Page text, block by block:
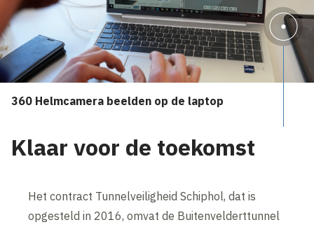
360 Helmcamera beelden op de laptop
Klaar voor de toekomst
Het contract Tunnelveiligheid Schiphol, dat is
opgesteld in 2016, omvat de Buitenvelderttunnel